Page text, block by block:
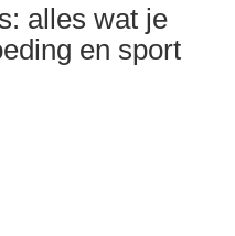
alles wat je
en sport